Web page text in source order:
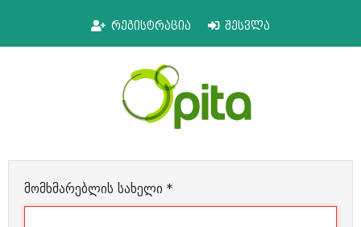
რეგისტრაცია შესვლა
მომხმარებლის სახელი *